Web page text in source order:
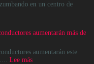
en un centro de
aumentarán más de
aumentarán este
Lee más: